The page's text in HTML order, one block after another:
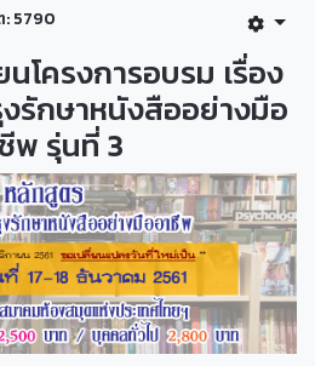
5790
โครงการอบรม เรื่อง
รักษาหนังสืออย่างมือ
พ รุ่นที่ 3